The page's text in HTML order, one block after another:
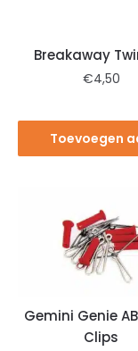
Breakaway
€4,50
Toevoegen
Gemini Genie
Clips